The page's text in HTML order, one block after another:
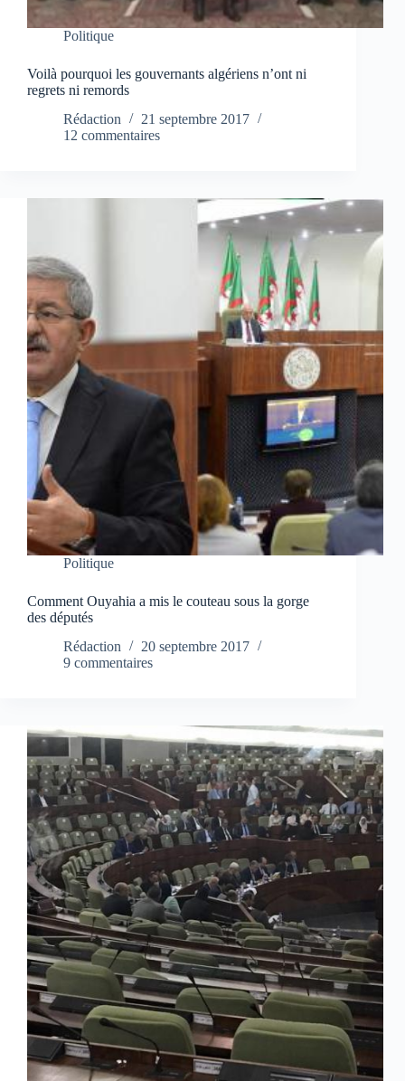
Politique
Voilà pourquoi les gouvernants algériens n’ont ni
regrets ni remords
Rédaction
21 septembre 2017
12 commentaires
Politique
Comment Ouyahia a mis le couteau sous la gorge
des députés
Rédaction
20 septembre 2017
9 commentaires